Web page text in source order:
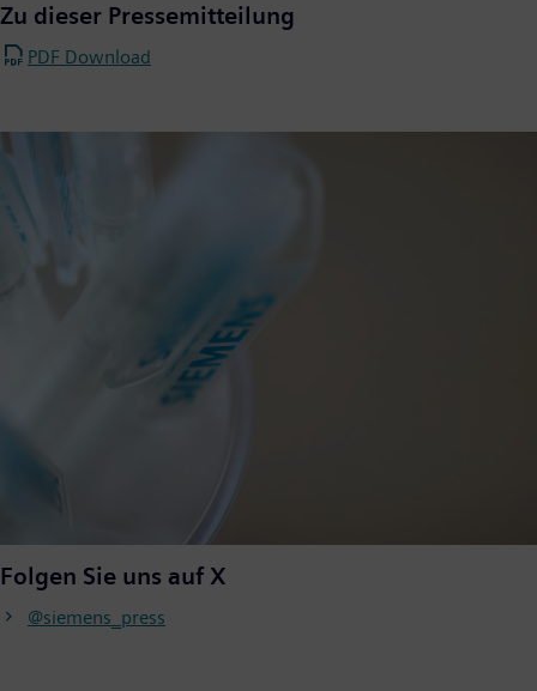
Zu dieser Pressemitteilung
PDF Download
Folgen Sie uns auf X
@siemens_press